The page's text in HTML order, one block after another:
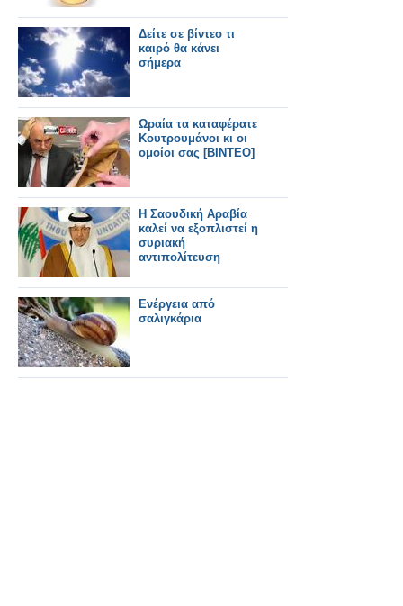
Δείτε σε βίντεο τι
καιρό θα κάνει
σήμερα
Ωραία τα καταφέρατε
Κουτρουμάνοι κι οι
ομοίοι σας [ΒΙΝΤΕΟ]
Η Σαουδική Αραβία
καλεί να εξοπλιστεί η
συριακή
αντιπολίτευση
Ενέργεια από
σαλιγκάρια